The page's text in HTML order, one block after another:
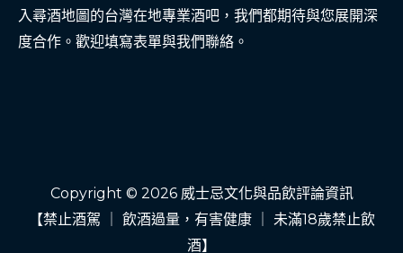
入尋酒地圖的台灣在地專業酒吧，我們都期待與您展開深
度合作。歡迎填寫表單與我們聯絡。
Copyright © 2026 威士忌文化與品飲評論資訊
【禁止酒駕 ｜ 飲酒過量，有害健康 ｜ 未滿18歲禁止飲
酒】